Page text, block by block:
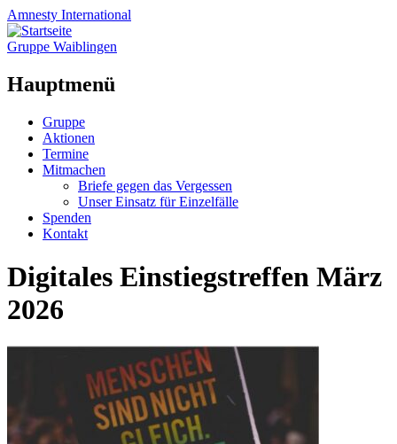
Amnesty International
Gruppe Waiblingen
Hauptmenü
Zum
Inhalt
springen
Gruppe
Aktionen
Termine
Mitmachen
Briefe gegen das Vergessen
Unser Einsatz für Einzelfälle
Spenden
Kontakt
Digitales Einstiegstreffen März
2026